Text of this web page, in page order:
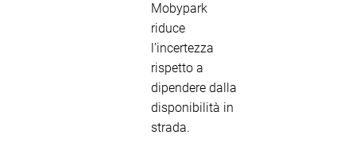
Mobypark
riduce
l’incertezza
rispetto a
dipendere dalla
disponibilità in
strada.